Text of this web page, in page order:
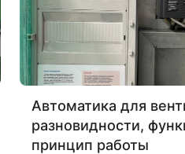
Автоматика для
разновидности,
принцип работы